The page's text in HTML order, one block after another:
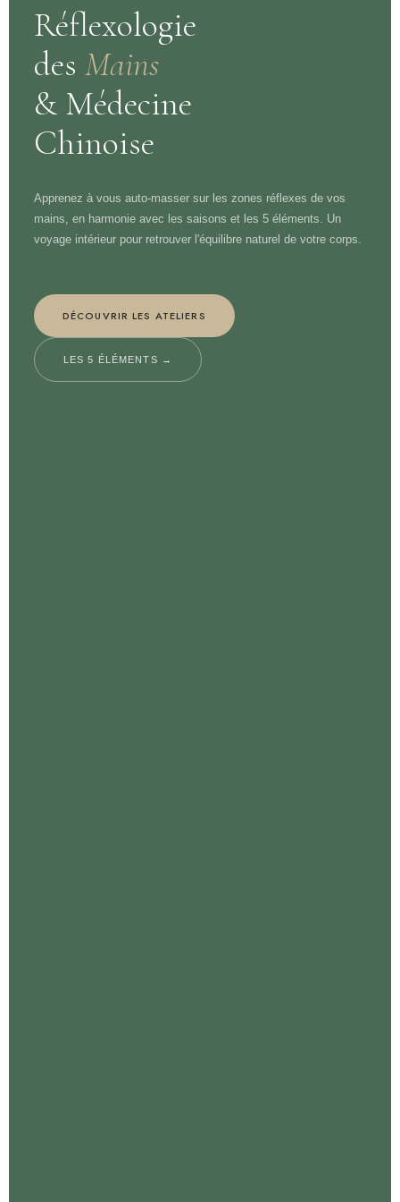
Réflexologie
des Mains
& Médecine
Chinoise
Apprenez à vous auto-masser sur les zones réflexes de vos
mains, en harmonie avec les saisons et les 5 éléments. Un
voyage intérieur pour retrouver l'équilibre naturel de votre corps.
DÉCOUVRIR LES ATELIERS
LES 5 ÉLÉMENTS →